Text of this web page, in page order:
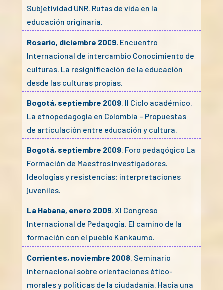
Subjetividad UNR. Rutas de vida en la
educación originaria.
Rosario, diciembre 2009. Encuentro
Internacional de intercambio Conocimiento de
culturas. La resignificación de la educación
desde las culturas propias.
Bogotá, septiembre 2009. II Ciclo académico.
La etnopedagogía en Colombia – Propuestas
de articulación entre educación y cultura.
Bogotá, septiembre 2009. Foro pedagógico La
Formación de Maestros Investigadores.
Ideologías y resistencias: interpretaciones
juveniles.
La Habana, enero 2009. XI Congreso
Internacional de Pedagogía. El camino de la
formación con el pueblo Kankaumo.
Corrientes, noviembre 2008. Seminario
internacional sobre orientaciones ético-
morales y políticas de la ciudadanía. Hacia una